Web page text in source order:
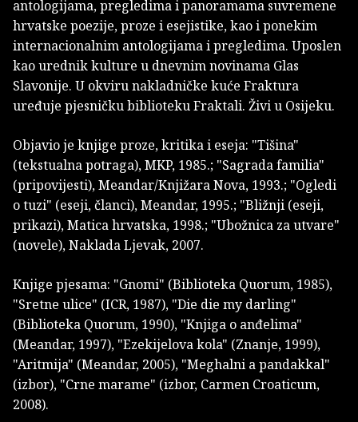
antologijama, pregledima i panoramama suvremene
hrvatske poezije, proze i esejistike, kao i ponekim
inter­nacionalnim antologijama i pregledima. Uposlen
kao urednik kulture u dnevnim novinama Glas
Slavonije. U okviru nakladničke kuće Fraktura
uređuje pjesničku biblioteku Fraktali. Živi u Osijeku.
Objavio je knjige proze, kritika i eseja: "Tišina"
(tekstualna potraga), MKP, 1985.; "Sagrada familia"
(pripovijesti), Meandar/Knjižara Nova, 1993.; "Ogledi
o tuzi" (eseji, članci), Meandar, 1995.; "Bližnji (eseji,
prikazi), Matica hrvatska, 1998.; "Ubožnica za utvare"
(novele), Naklada Ljevak, 2007.
Knjige pjesama: "Gnomi" (Biblioteka Quorum, 1985),
"Sretne ulice" (ICR, 1987), "Die die my darling"
(Biblioteka Quorum, 1990), "Knjiga o anđelima"
(Meandar, 1997), "Ezekijelova kola" (Znanje, 1999),
"Aritmija" (Meandar, 2005), "Meghalni a pandakkal"
(izbor), "Crne marame" (izbor, Carmen Croaticum,
2008).